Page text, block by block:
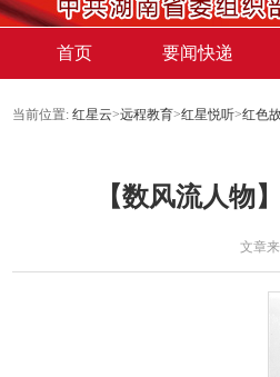
首页 要闻快递
当前位置: 红星云>远程教育>红星悦听>红色
【数风流人物
文章